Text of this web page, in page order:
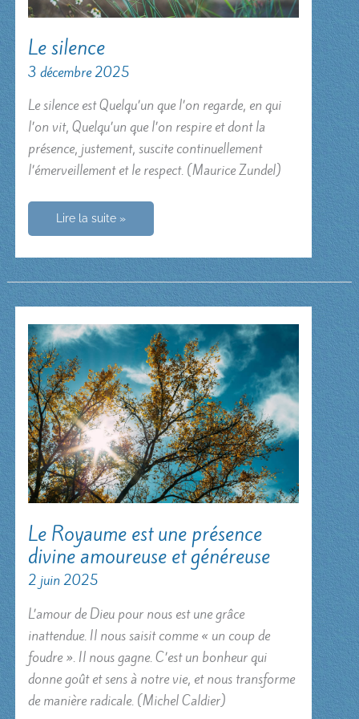
Le silence
3 décembre 2025
Le silence est Quelqu’un que l’on regarde, en qui
l’on vit, Quelqu’un que l’on respire et dont la
présence, justement, suscite continuellement
l’émerveillement et le respect. (Maurice Zundel)
LeLire la suite »
Le Royaume est une présence
divine amoureuse et généreuse
2 juin 2025
L’amour de Dieu pour nous est une grâce
inattendue. Il nous saisit comme « un coup de
foudre ». Il nous gagne. C’est un bonheur qui
donne goût et sens à notre vie, et nous transforme
de manière radicale. (Michel Caldier)